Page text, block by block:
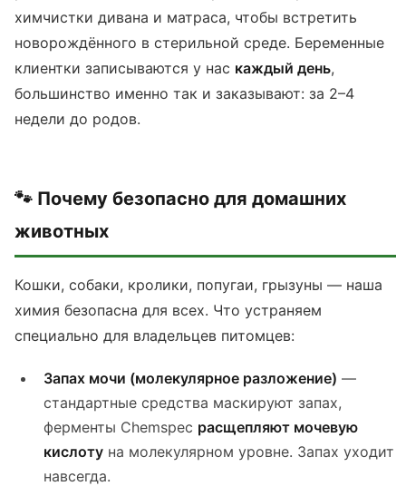
химчистки дивана и матраса, чтобы встретить
новорождённого в стерильной среде. Беременные
клиентки записываются у нас каждый день,
большинство именно так и заказывают: за 2–4
недели до родов.
🐾 Почему безопасно для домашних
животных
Кошки, собаки, кролики, попугаи, грызуны — наша
химия безопасна для всех. Что устраняем
специально для владельцев питомцев:
Запах мочи (молекулярное разложение) —
стандартные средства маскируют запах,
ферменты Chemspec расщепляют мочевую
кислоту на молекулярном уровне. Запах уходит
навсегда.